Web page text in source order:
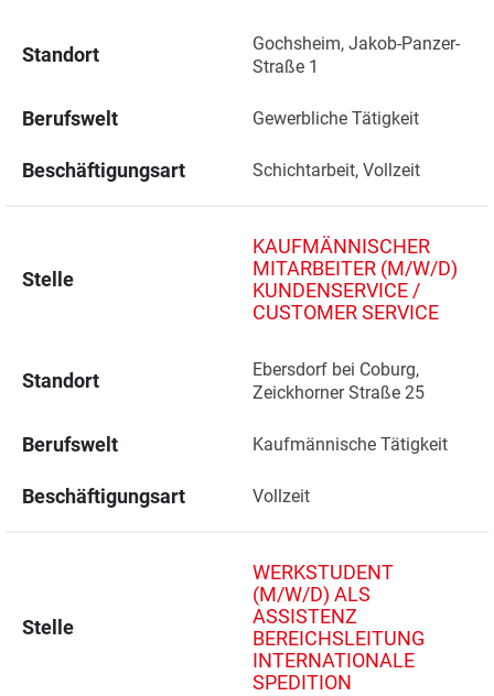
Standort
Gochsheim, Jakob-Panzer-
Straße 1
Berufswelt Gewerbliche Tätigkeit
Beschäftigungsart Schichtarbeit, Vollzeit
Stelle
KAUFMÄNNISCHER
MITARBEITER (M/W/D)
KUNDENSERVICE /
CUSTOMER SERVICE
Standort
Ebersdorf bei Coburg,
Zeickhorner Straße 25
Berufswelt Kaufmännische Tätigkeit
Beschäftigungsart Vollzeit
Stelle
WERKSTUDENT
(M/W/D) ALS
ASSISTENZ
BEREICHSLEITUNG
INTERNATIONALE
SPEDITION